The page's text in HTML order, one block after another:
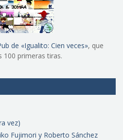
de «Igualito: Cien veces», que
100 primeras tiras.
vez)
Fujimori y Roberto Sánchez